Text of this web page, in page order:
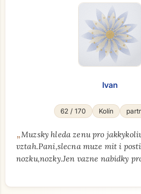
Ivan
62 / 170 Kolín
„Muzsky hleda zenu pro
vztah.Pani,slecna muze mit i
nozku,nozky.Jen vazne nabidky